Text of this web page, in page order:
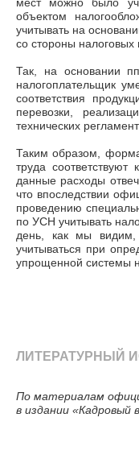
мест можно было
объектом
учитывать на
со стороны
Так, на основании
налогоплательщик
соответствия
перевозки,
технических
Таким образом,
труда
данные расходы
что впоследствии
проведению
по УСН учитывать
день, как мы видим,
учитываться при
упрощенной системы
ЛИТЕРАТУРНЫЙ
По материалам
в издании «Кадровый